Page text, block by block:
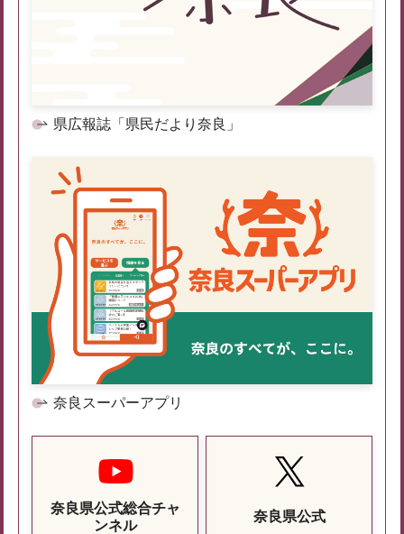
県広報誌「県民だより奈良」
奈良スーパーアプリ
奈良県公式総合チャ
ンネル
奈良県公式